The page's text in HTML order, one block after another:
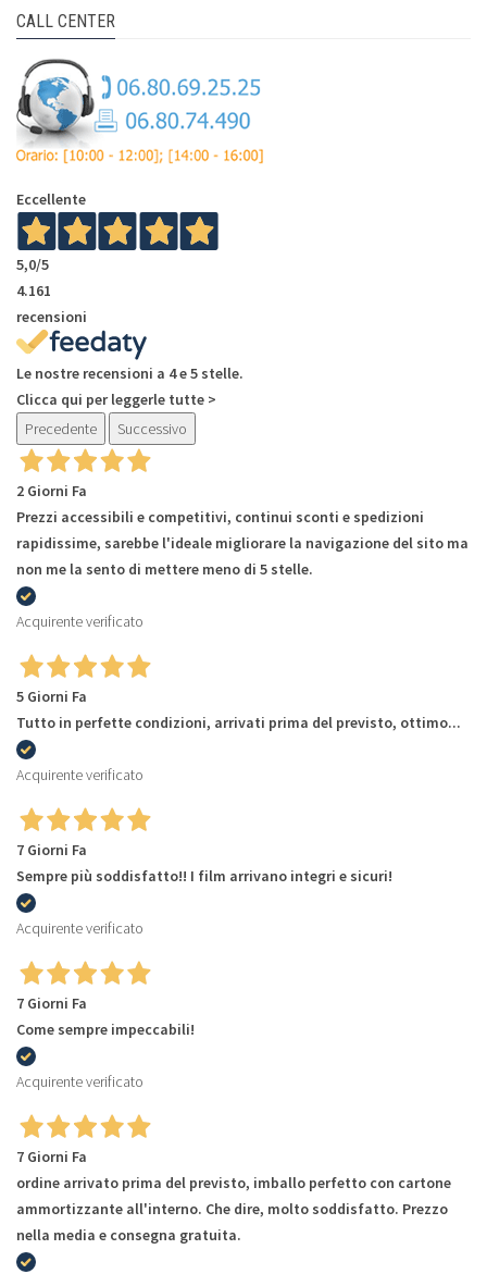
CALL CENTER
Eccellente
5,0/5
4.161
recensioni
Le nostre recensioni a 4 e 5 stelle.
Clicca qui per leggerle tutte >
Precedente
Successivo
2 Giorni Fa
Prezzi accessibili e competitivi, continui sconti e spedizioni
rapidissime, sarebbe l'ideale migliorare la navigazione del sito ma
non me la sento di mettere meno di 5 stelle.
Acquirente verificato
5 Giorni Fa
Tutto in perfette condizioni, arrivati prima del previsto, ottimo...
Acquirente verificato
7 Giorni Fa
Sempre più soddisfatto!! I film arrivano integri e sicuri!
Acquirente verificato
7 Giorni Fa
Come sempre impeccabili!
Acquirente verificato
7 Giorni Fa
ordine arrivato prima del previsto, imballo perfetto con cartone
ammortizzante all'interno. Che dire, molto soddisfatto. Prezzo
nella media e consegna gratuita.